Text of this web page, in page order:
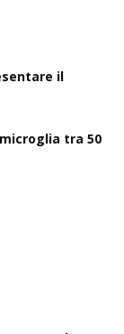
il
tra 50